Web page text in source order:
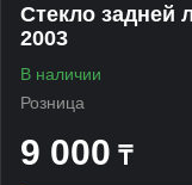
Стекло задней
2003
В наличии
Розница
9 000 ₸